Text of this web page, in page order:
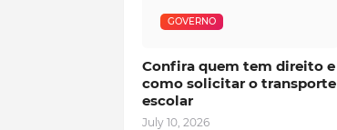
GOVERNO
Confira quem tem direito e
como solicitar o transporte
escolar
July 10, 2026